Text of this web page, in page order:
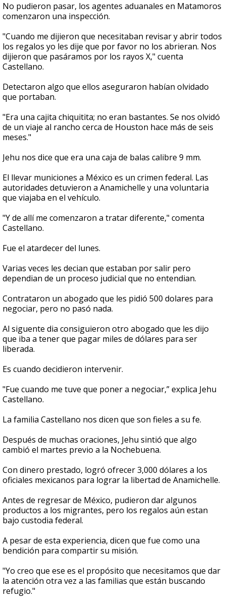
No pudieron pasar, los agentes aduanales en Matamoros
comenzaron una inspección.
"Cuando me dijieron que necesitaban revisar y abrir todos
los regalos yo les dije que por favor no los abrieran. Nos
dijieron que pasáramos por los rayos X," cuenta
Castellano.
Detectaron algo que ellos aseguraron habían olvidado
que portaban.
"Era una cajita chiquitita; no eran bastantes. Se nos olvidó
de un viaje al rancho cerca de Houston hace más de seis
meses."
Jehu nos dice que era una caja de balas calibre 9 mm.
El llevar municiones a México es un crimen federal. Las
autoridades detuvieron a Anamichelle y una voluntaria
que viajaba en el vehículo.
"Y de allí me comenzaron a tratar diferente," comenta
Castellano.
Fue el atardecer del lunes.
Varias veces les decian que estaban por salir pero
dependian de un proceso judicial que no entendian.
Contrataron un abogado que les pidió 500 dolares para
negociar, pero no pasó nada.
Al siguente dia consiguieron otro abogado que les dijo
que iba a tener que pagar miles de dólares para ser
liberada.
Es cuando decidieron intervenir.
"Fue cuando me tuve que poner a negociar,” explica Jehu
Castellano.
La familia Castellano nos dicen que son fieles a su fe.
Después de muchas oraciones, Jehu sintió que algo
cambió el martes previo a la Nochebuena.
Con dinero prestado, logró ofrecer 3,000 dólares a los
oficiales mexicanos para lograr la libertad de Anamichelle.
Antes de regresar de México, pudieron dar algunos
productos a los migrantes, pero los regalos aún estan
bajo custodia federal.
A pesar de esta experiencia, dicen que fue como una
bendición para compartir su misión.
"Yo creo que ese es el propósito que necesitamos que dar
la atención otra vez a las familias que están buscando
refugio."